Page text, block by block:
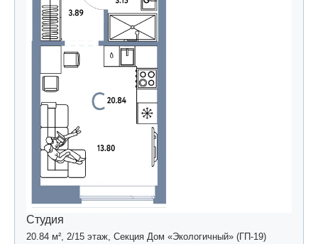
Студия
20.84 м², 2/15 этаж, Секция Дом «Экологичный» (ГП-19)